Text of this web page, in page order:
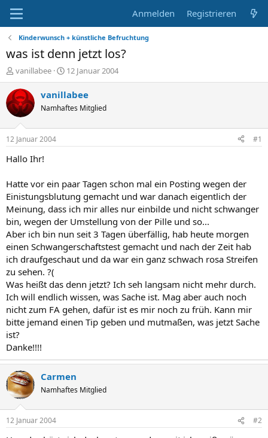
Anmelden Registrieren
Kinderwunsch + künstliche Befruchtung
was ist denn jetzt los?
E
r
s
t
e
e
r
vanillabee
E
r
s
t
e
t
12 Januar 2004
vanillabee
Namhaftes Mitglied
12 Januar 2004 #1
Hallo Ihr!
Hatte vor ein paar Tagen schon mal ein Posting wegen der
Einistungsblutung gemacht und war danach eigentlich der
Meinung, dass ich mir alles nur einbilde und nicht schwanger
bin, wegen der Umstellung von der Pille und so...
Aber ich bin nun seit 3 Tagen überfällig, hab heute morgen
einen Schwangerschaftstest gemacht und nach der Zeit hab
ich draufgeschaut und da war ein ganz schwach rosa Streifen
zu sehen. ?(
Was heißt das denn jetzt? Ich seh langsam nicht mehr durch.
Ich will endlich wissen, was Sache ist. Mag aber auch noch
nicht zum FA gehen, dafür ist es mir noch zu früh. Kann mir
bitte jemand einen Tip geben und mutmaßen, was jetzt Sache
ist?
Danke!!!!
Carmen
Namhaftes Mitglied
12 Januar 2004 #2